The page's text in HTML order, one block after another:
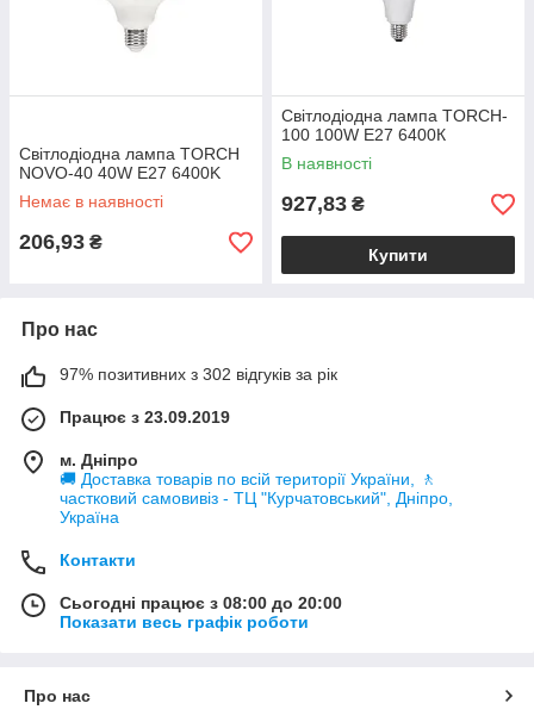
Світлодіодна лампа TORCH
NOVO-40 40W E27 6400K
Немає в наявності
206,93 ₴
Світлодіодна лампа TORCH-
100 100W E27 6400К
В наявності
927,83 ₴
Купити
Про нас
97% позитивних з 302 відгуків за рік
Працює з 23.09.2019
м. Дніпро
🚚 Доставка товарів по всій території України, 🚶
частковий самовивіз - ТЦ "Курчатовський", Дніпро,
Україна
Контакти
Сьогодні працює з 08:00 до 20:00
Показати весь графік роботи
Про нас